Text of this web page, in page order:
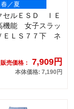
春／夏
セルＥＳＤ ＩＥ
機能 女子スラッ
ＬＳ７７下 ネ
販売価格： 7,909円
本体価格: 7,190円